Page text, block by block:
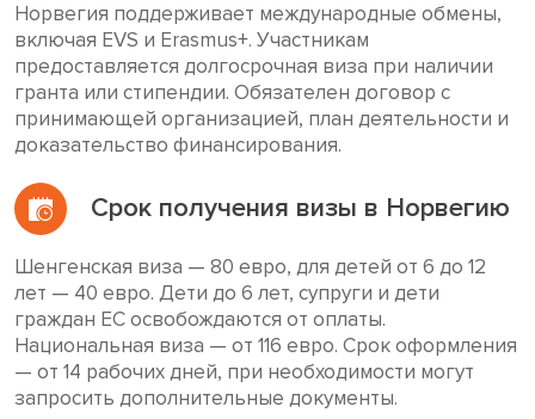
Норвегия поддерживает международные обмены,
включая EVS и Erasmus+. Участникам
предоставляется долгосрочная виза при наличии
гранта или стипендии. Обязателен договор с
принимающей организацией, план деятельности и
доказательство финансирования.
Срок получения визы в Норвегию
Шенгенская виза — 80 евро, для детей от 6 до 12
лет — 40 евро. Дети до 6 лет, супруги и дети
граждан ЕС освобождаются от оплаты.
Национальная виза — от 116 евро. Срок оформления
— от 14 рабочих дней, при необходимости могут
запросить дополнительные документы.